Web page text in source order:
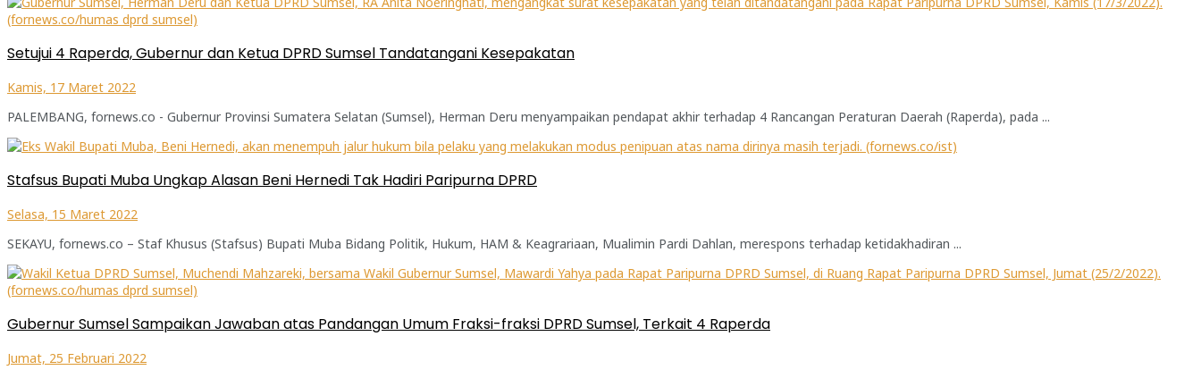
Setujui 4 Raperda, Gubernur dan Ketua DPRD Sumsel Tandatangani Kesepakatan
Kamis, 17 Maret 2022
PALEMBANG, fornews.co - Gubernur Provinsi Sumatera Selatan (Sumsel), Herman Deru menyampaikan pendapat akhir terhadap 4 Rancangan Peraturan Daerah (Raperda), pada ...
Stafsus Bupati Muba Ungkap Alasan Beni Hernedi Tak Hadiri Paripurna DPRD
Selasa, 15 Maret 2022
SEKAYU, fornews.co – Staf Khusus (Stafsus) Bupati Muba Bidang Politik, Hukum, HAM & Keagrariaan, Mualimin Pardi Dahlan, merespons terhadap ketidakhadiran ...
Gubernur Sumsel Sampaikan Jawaban atas Pandangan Umum Fraksi-fraksi DPRD Sumsel, Terkait 4 Raperda
Jumat, 25 Februari 2022